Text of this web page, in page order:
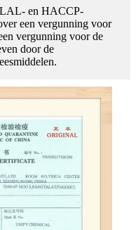
en HACCP-
een vergunning voor
vergunning voor de
door de